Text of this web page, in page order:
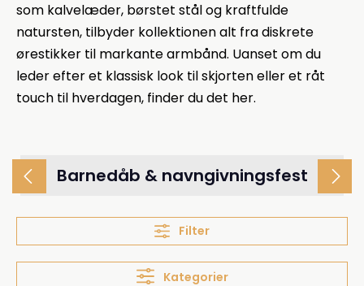
som kalvelæder, børstet stål og kraftfulde
natursten, tilbyder kollektionen alt fra diskrete
ørestikker til markante armbånd. Uanset om du
leder efter et klassisk look til skjorten eller et råt
touch til hverdagen, finder du det her.
Barnedåb & navngivningsfest
Filter
Kategorier